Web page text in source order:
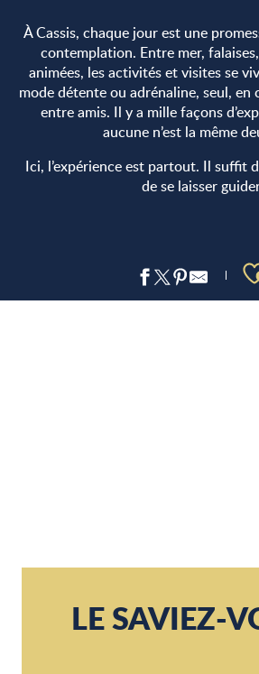
À Cassis, chaque jour est une
contemplation. Entre mer,
animées, les activités et visites se
mode détente ou adrénaline, seul, en
entre amis. Il y a mille façons
aucune n’est la même
Ici, l’expérience est partout. Il suffit
de se laisser
LE SAVIEZ-